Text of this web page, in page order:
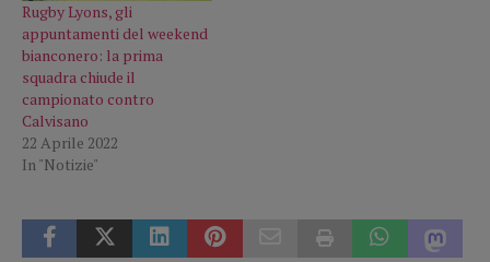
Rugby Lyons, gli
appuntamenti del weekend
bianconero: la prima
squadra chiude il
campionato contro
Calvisano
22 Aprile 2022
In "Notizie"